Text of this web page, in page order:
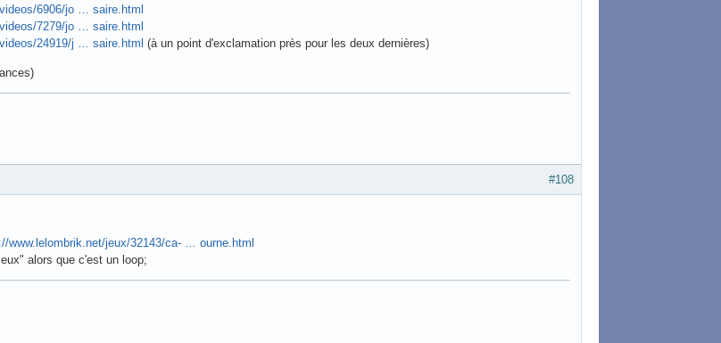
6906/jo … saire.html
7279/jo … saire.html
24919/j … saire.html (à un point d'exclamation près pour les deux dernières)
#108
www.lelombrik.net/jeux/32143/ca- … ourne.html
alors que c'est un loop;